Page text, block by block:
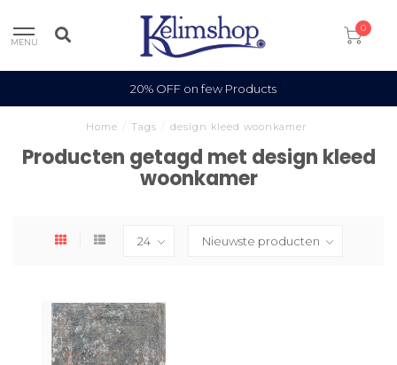
MENU
0
20% OFF on few Products
Home Tags design kleed woonkamer
Producten getagd met design kleed
woonkamer